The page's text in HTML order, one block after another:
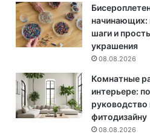
начинающих:
шаги и
украшения
08.08.2026
Комнатные
интерьере:
руководство
фитодизайну
08.08.2026